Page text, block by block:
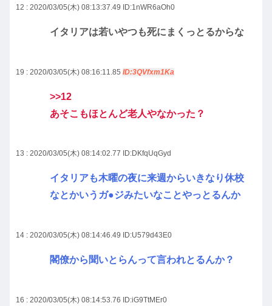
12 : 2020/03/05(木) 08:13:37.49 ID:1nWR6aOh0
イタリアは若いやつも死にまくっとるからな
19 : 2020/03/05(木) 08:16:11.85 ID:3QVfxm1Ka
>>12
あそこもほとんど老人やなかった？
13 : 2020/03/05(木) 08:14:02.77 ID:DKfqUqGyd
イタリアも木曜の夜に来週からいきなり休校
なとかいうガ●ジみたいなことやっとるんか
14 : 2020/03/05(木) 08:14:46.49 ID:U579d43E0
閣僚から聞いとらんって言われとるんか？
16 : 2020/03/05(木) 08:14:53.76 ID:iG9TtMEr0